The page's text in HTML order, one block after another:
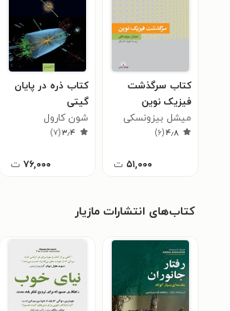
کتاب سرگذشت
فیزیک نوین
میشل بیزونسکی
۴٫۸(۶)
۵۱,۰۰۰ ت
کتاب ذره در پایان
گیتی
شون کارول
۳٫۴(۷)
۷۶,۰۰۰ ت
کتاب‌های انتشارات مازیار